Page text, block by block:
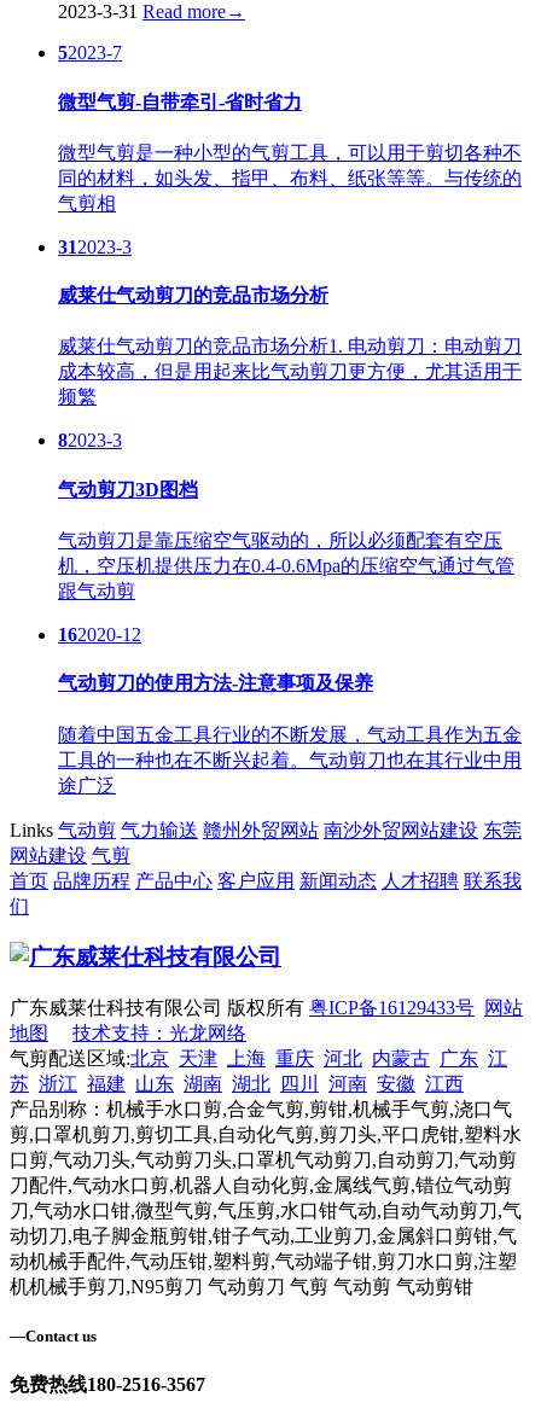
2023-3-31 Read more→
52023-7
微型气剪-自带牵引-省时省力
微型气剪是一种小型的气剪工具，可以用于剪切各种不
同的材料，如头发、指甲、布料、纸张等等。与传统的
气剪相
312023-3
威莱仕气动剪刀的竞品市场分析
威莱仕气动剪刀的竞品市场分析1. 电动剪刀：电动剪刀
成本较高，但是用起来比气动剪刀更方便，尤其适用于
频繁
82023-3
气动剪刀3D图档
气动剪刀是靠压缩空气驱动的，所以必须配套有空压
机，空压机提供压力在0.4-0.6Mpa的压缩空气通过气管
跟气动剪
162020-12
气动剪刀的使用方法-注意事项及保养
随着中国五金工具行业的不断发展，气动工具作为五金
工具的一种也在不断兴起着。气动剪刀也在其行业中用
途广泛
Links 气动剪 气力输送 赣州外贸网站 南沙外贸网站建设 东莞
网站建设 气剪
首页 品牌历程 产品中心 客户应用 新闻动态 人才招聘 联系我
们
广东威莱仕科技有限公司 版权所有 粤ICP备16129433号 网站
地图
技术支持：光龙网络
气剪配送区域:北京 天津 上海 重庆 河北 内蒙古 广东 江
苏 浙江 福建 山东 湖南 湖北 四川 河南 安徽 江西
产品别称：机械手水口剪,合金气剪,剪钳,机械手气剪,浇口气
剪,口罩机剪刀,剪切工具,自动化气剪,剪刀头,平口虎钳,塑料水
口剪,气动刀头,气动剪刀头,口罩机气动剪刀,自动剪刀,气动剪
刀配件,气动水口剪,机器人自动化剪,金属线气剪,错位气动剪
刀,气动水口钳,微型气剪,气压剪,水口钳气动,自动气动剪刀,气
动切刀,电子脚金瓶剪钳,钳子气动,工业剪刀,金属斜口剪钳,气
动机械手配件,气动压钳,塑料剪,气动端子钳,剪刀水口剪,注塑
机机械手剪刀,N95剪刀 气动剪刀 气剪 气动剪 气动剪钳
—Contact us
免费热线180-2516-3567